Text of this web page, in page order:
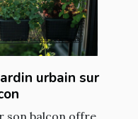
urbain sur